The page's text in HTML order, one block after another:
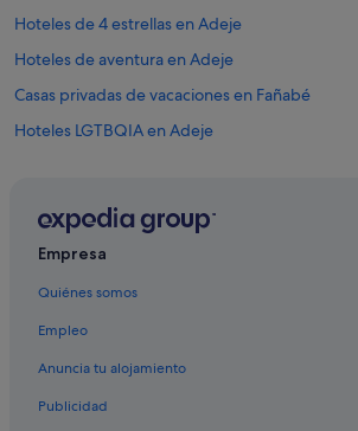
Hoteles de 4 estrellas en Adeje
Hoteles de aventura en Adeje
Casas privadas de vacaciones en Fañabé
Hoteles LGTBQIA en Adeje
Hoteles baratos en Adeje
Hoteles con gimnasio en Adeje
Apartamentos en Fañabé
Hoteles de golf en Adeje
Empresa
Quiénes somos
Empleo
Anuncia tu alojamiento
Publicidad